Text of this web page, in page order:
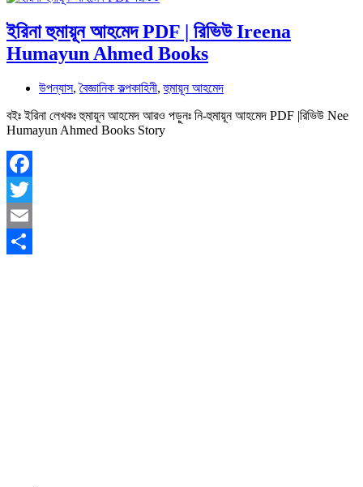
ইরিনা হুমায়ূন আহমেদ PDF | রিভিউ Ireena
Humayun Ahmed Books
উপন্যাস,বৈজ্ঞানিক কল্পকাহিনী,হুমায়ূন আহমেদ
বইঃ ইরিনা লেখকঃ হুমায়ূন আহমেদ আরও পড়ুনঃ নি-হুমায়ূন আহমেদ PDF |রিভিউ Nee
Humayun Ahmed Books Story
Facebook
Twitter
Email